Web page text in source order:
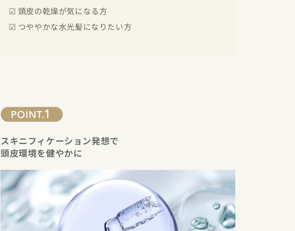
☑ 頭皮の乾燥が気になる方
☑ つややかな水光髪になりたい方
スキニフィケーション発想で
頭皮環境を健やかに